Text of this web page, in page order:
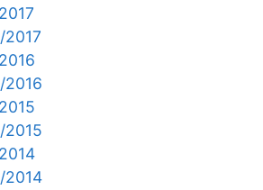
2017
2016
2015
2014